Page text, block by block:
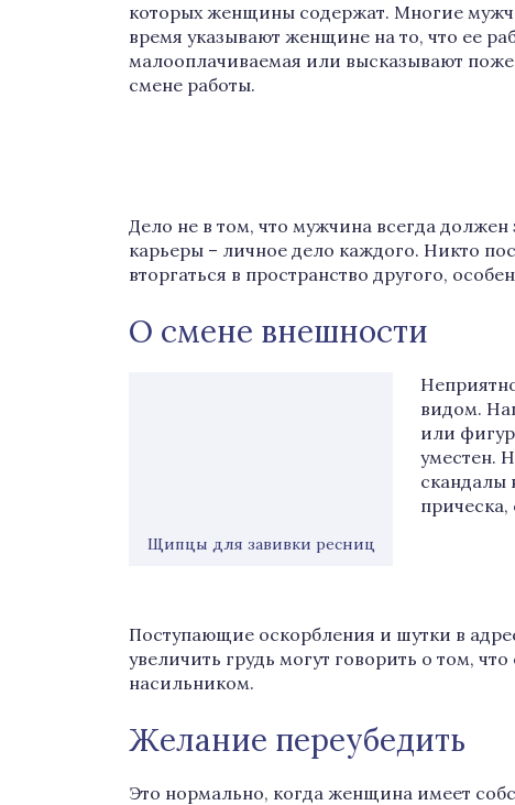
которых женщины содержат. Многие
время указывают женщине на то, что ее
малооплачиваемая или высказывают
смене работы.
Дело не в том, что мужчина всегда
карьеры – личное дело каждого. Никто
вторгаться в пространство другого,
О смене внешности
Щипцы для завивки ресниц
видом.
или
уместен.
скандалы
прическа,
Поступающие оскорбления и шутки в
увеличить грудь могут говорить о том,
насильником.
Желание переубедить
Это нормально, когда женщина имеет